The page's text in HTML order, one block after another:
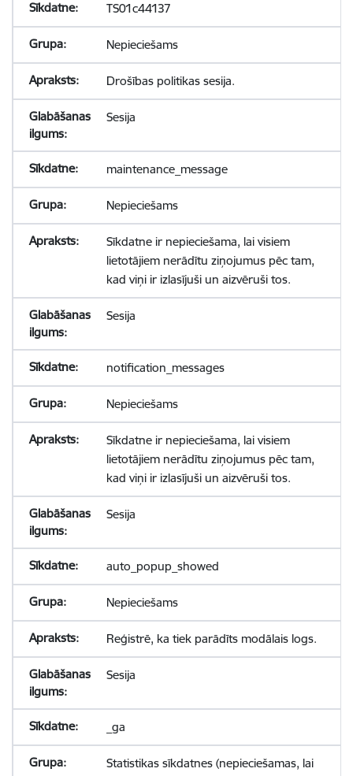
TS01c44137
Nepieciešams
Drošības politikas sesija.
Sesija
maintenance_message
Nepieciešams
Sīkdatne ir nepieciešama, lai visiem
lietotājiem nerādītu ziņojumus pēc tam,
kad viņi ir izlasījuši un aizvēruši tos.
Sesija
notification_messages
Nepieciešams
Sīkdatne ir nepieciešama, lai visiem
lietotājiem nerādītu ziņojumus pēc tam,
kad viņi ir izlasījuši un aizvēruši tos.
Sesija
auto_popup_showed
Nepieciešams
Reģistrē, ka tiek parādīts modālais logs.
Sesija
_ga
Statistikas sīkdatnes (nepieciešamas, lai